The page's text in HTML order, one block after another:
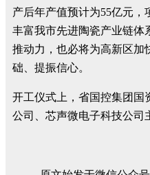
产后年产值预计为55亿元
丰富我市先进陶瓷产业链体
推动力，也必将为高新区加
础、提振信心。
开工仪式上，省国控集团国
公司、芯声微电子科技公司